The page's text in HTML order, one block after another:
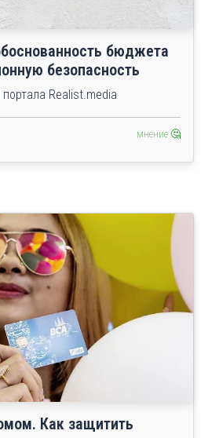
бюджета
безопасность
Realist.media
мнение 🤔
Как защитить